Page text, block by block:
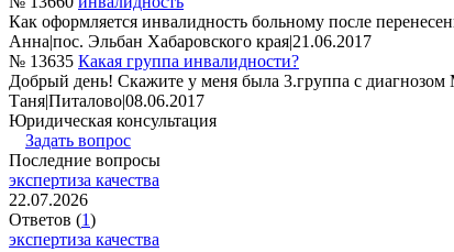
Как оформляется инвалидность больному после
Анна|пос. Эльбан Хабаровского края|21.06.2017
№ 13635 Какая группа инвалидности?
Добрый день! Скажите у меня была 3.группа с диагнозом
Таня|Питалово|08.06.2017
Юридическая консультация
Задать вопрос
Последние вопросы
экспертиза качества
22.07.2026
Ответов (1)
экспертиза качества